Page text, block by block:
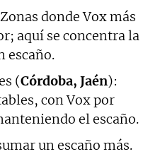
donde Vox más
aquí se concentra la
escaño.
(Córdoba, Jaén):
con Vox por
el escaño.
un escaño más.